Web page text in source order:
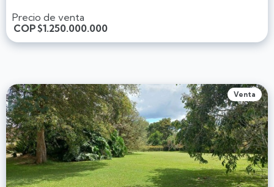
Precio de venta
COP$1.250.000.000
Venta